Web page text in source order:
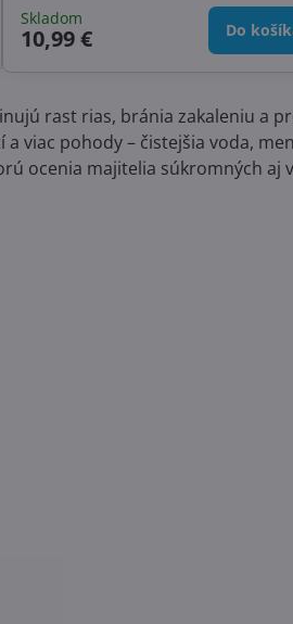
zeleného zákalu. Vďaka svojmu zloženiu
výborne dopĺňa s chlórovou aj
dezinfekciou. Kvôli vyššej penivosti je
Skladom
10,99 € Do
rast rias, bránia zakaleniu a
viac pohody – čistejšia voda,
ocenia majitelia súkromných aj